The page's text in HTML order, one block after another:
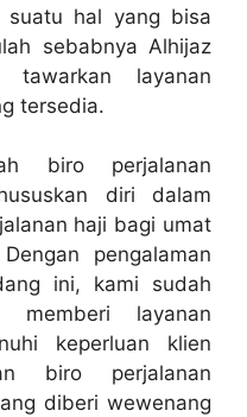
hal yang bisa
sebabnya Alhijaz
layanan
tersedia.
biro perjalanan
diri dalam
haji bagi umat
pengalaman
ini, kami sudah
memberi layanan
keperluan klien
biro perjalanan
diberi wewenang